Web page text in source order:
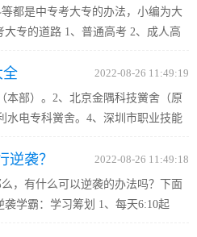
都是中专考大专的办法，小编为大
专的道路 1、普通高考 2、成人高
自学测验课程布局分类：政...
全 2022-08-26 11:49:19
本部）。2、北京金隅科技黉舍（原
水电专科黉舍。4、深圳市职业技能
北京铁路电气化黉舍。十、上海...
逆袭？ 2022-08-26 11:49:18
，有什么可以逆袭的办法吗？下面
学霸：学习筹划 1、每天6:10起